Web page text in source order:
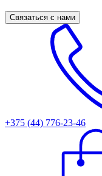
Связаться с нами
+375 (44) 776-23-46